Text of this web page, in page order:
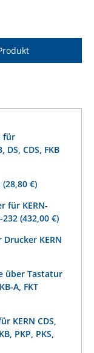
für
CDS, FKB
€)
für KERN-
(432,00 €)
KERN
über Tastatur
A, FKT
KERN CDS,
PKP, PKS,